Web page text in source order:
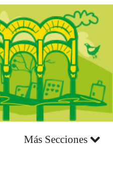
Más Secciones